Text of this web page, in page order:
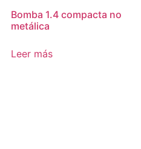
Bomba 1.4 compacta no
metálica
Leer más